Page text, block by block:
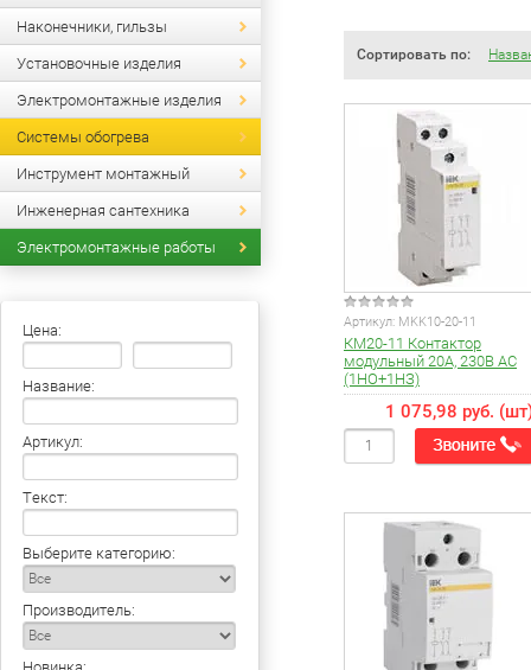
Наконечники, гильзы
Установочные изделия
Электромонтажные изделия
Системы обогрева
Инструмент монтажный
Инженерная сантехника
Электромонтажные работы
Цена:
Название:
Артикул:
Текст:
Выберите категорию:
Производитель:
Сортировать по:
Артикул: MKK10-20-11
КМ20-11 Контактор
модульный 20А, 230В AC
(1НО+1НЗ)
1 075,98 руб.